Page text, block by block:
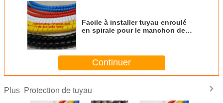
Facile à installer tuyau enroulé
en spirale pour le manchon de
Continuer
Plus Protection de tuyau